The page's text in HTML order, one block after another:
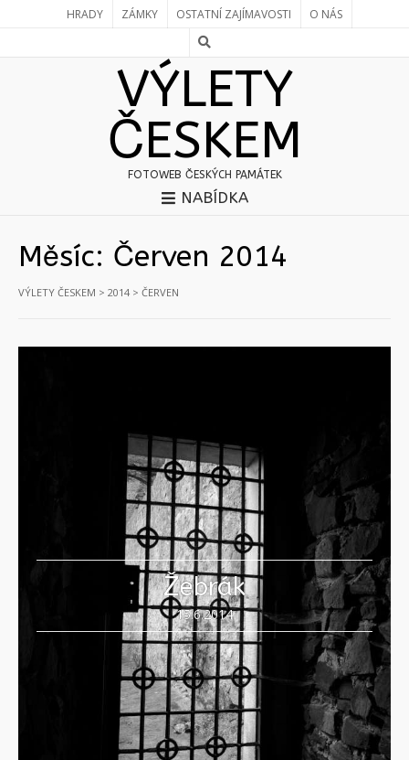
HRADY ZÁMKY OSTATNÍ ZAJÍMAVOSTI O NÁS
VÝLETY
ČESKEM
FOTOWEB ČESKÝCH PAMÁTEK
NABÍDKA
Měsíc: Červen 2014
VÝLETY ČESKEM > 2014 > ČERVEN
Žebrák
15.6.2014